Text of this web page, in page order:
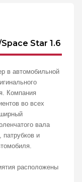
Star 1.6
в автомобильной
Компания
во всех
вала
и
расположены